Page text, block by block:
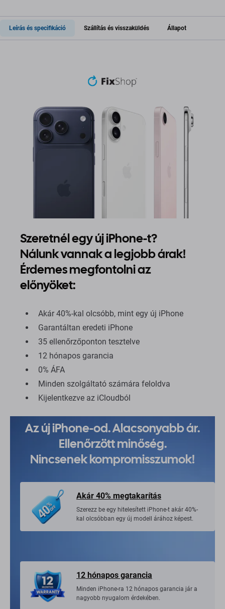
Leírás és specifikáció Szállítás és visszaküldés Állapot
Szeretnél egy új iPhone-t?
Nálunk vannak a legjobb árak!
Érdemes megfontolni az
előnyöket:
Akár 40%-kal olcsóbb, mint egy új iPhone
Garantáltan eredeti iPhone
35 ellenőrzőponton tesztelve
12 hónapos garancia
0% ÁFA
Minden szolgáltató számára feloldva
Kijelentkezve az iCloudból
Az új iPhone-od. Alacsonyabb ár.
Ellenőrzött minőség.
Nincsenek kompromisszumok!
Akár 40% megtakarítás
Szerezz be egy hitelesített iPhone-t akár 40%-
kal olcsóbban egy új modell árához képest.
12 hónapos garancia
Minden iPhone-ra 12 hónapos garancia jár a
nagyobb nyugalom érdekében.